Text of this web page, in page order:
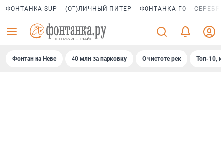
ФОНТАНКА SUP (ОТ)ЛИЧНЫЙ ПИТЕР ФОНТАНКА ГО
Фонтан на Неве 40 млн за парковку О чистоте рек Топ-10,